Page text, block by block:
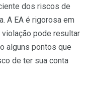
dos riscos de
A EA é rigorosa em
pode resultar
alguns pontos que
de ter sua conta